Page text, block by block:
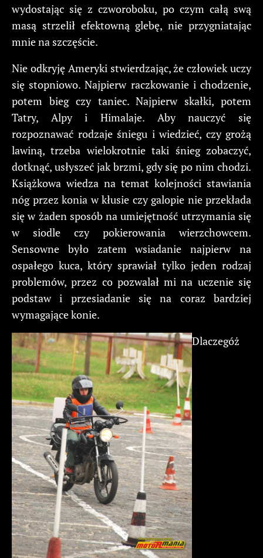
wydostając się z czworoboku, po czym całą swą
masą strzelił efektowną glebę, nie przygniatając
mnie na szczęście.
Nie odkryję Ameryki stwierdzając, że człowiek uczy
się stopniowo. Najpierw raczkowanie i chodzenie,
potem bieg czy taniec. Najpierw skałki, potem
Tatry, Alpy i Himalaje. Aby nauczyć się
rozpoznawać rodzaje śniegu i wiedzieć, czy grożą
lawiną, trzeba wielokrotnie taki śnieg zobaczyć,
dotknąć, usłyszeć jak brzmi, gdy się po nim chodzi.
Książkowa wiedza na temat kolejności stawiania
nóg przez konia w kłusie czy galopie nie przekłada
się w żaden sposób na umiejętność utrzymania się
w siodle czy pokierowania wierzchowcem.
Sensowne było zatem wsiadanie najpierw na
ospałego kuca, który sprawiał tylko jeden rodzaj
problemów, przez co pozwalał mi na uczenie się
podstaw i przesiadanie się na coraz bardziej
wymagające konie.
Dlaczegóż